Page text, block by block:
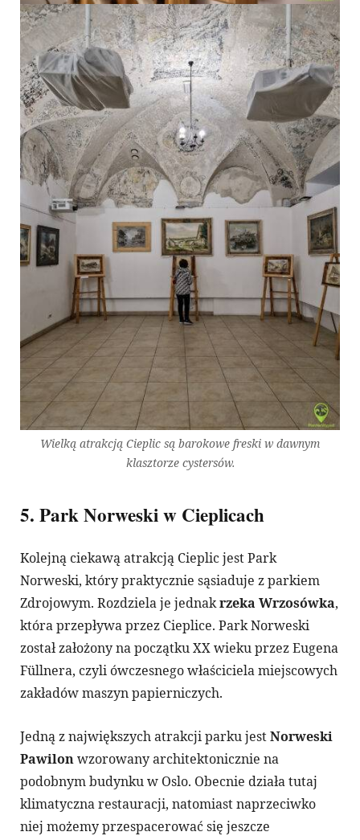
Wielką atrakcją Cieplic są barokowe freski w dawnym
klasztorze cystersów.
5. Park Norweski w Cieplicach
Kolejną ciekawą atrakcją Cieplic jest Park
Norweski, który praktycznie sąsiaduje z parkiem
Zdrojowym. Rozdziela je jednakrzeka Wrzosówka,
która przepływa przez Cieplice. Park Norweski
został założony na początku XX wieku przez Eugena
Füllnera, czyli ówczesnego właściciela miejscowych
zakładów maszyn papierniczych.
Jedną z największych atrakcji parku jestNorweski
Pawilonwzorowany architektonicznie na
podobnym budynku w Oslo. Obecnie działa tutaj
klimatyczna restauracji, natomiast naprzeciwko
niej możemy przespacerować się jeszcze